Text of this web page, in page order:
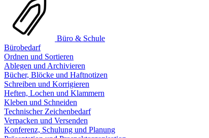
Büro & Schule
Bürobedarf
Ordnen und Sortieren
Ablegen und Archivieren
Bücher, Blöcke und Haftnotizen
Schreiben und Korrigieren
Heften, Lochen und Klammern
Kleben und Schneiden
Technischer Zeichenbedarf
Verpacken und Versenden
Konferenz, Schulung und Planung